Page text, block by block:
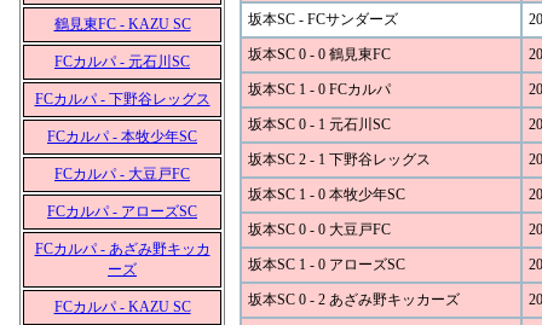
鶴見東FC - KAZU SC
FCカルパ - 元石川SC
FCカルパ - 下野谷レッグス
FCカルパ - 本牧少年SC
FCカルパ - 大豆戸FC
FCカルパ - アローズSC
FCカルパ - あざみ野キッカ
ーズ
FCカルパ - KAZU SC
坂本SC - FCサンダーズ
坂本SC 0 - 0 鶴見東FC
坂本SC 1 - 0 FCカルパ
坂本SC 0 - 1 元石川SC
坂本SC 2 - 1 下野谷レッグス
坂本SC 1 - 0 本牧少年SC
坂本SC 0 - 0 大豆戸FC
坂本SC 1 - 0 アローズSC
坂本SC 0 - 2 あざみ野キッカーズ